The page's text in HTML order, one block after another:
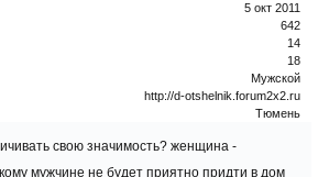
5 окт 2011
642
14
18
Мужской
http://d-otshelnik.forum2x2.ru
Тюмень
свою значимость? женщина -
мужчине не будет приятно придти в дом